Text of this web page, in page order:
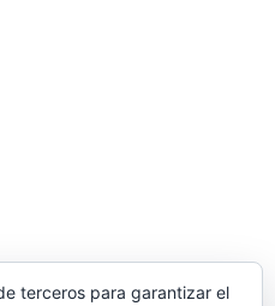
terceros para garantizar el